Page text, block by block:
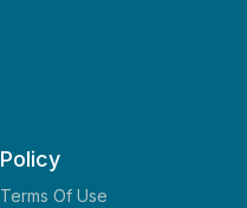
Policy
Terms Of Use